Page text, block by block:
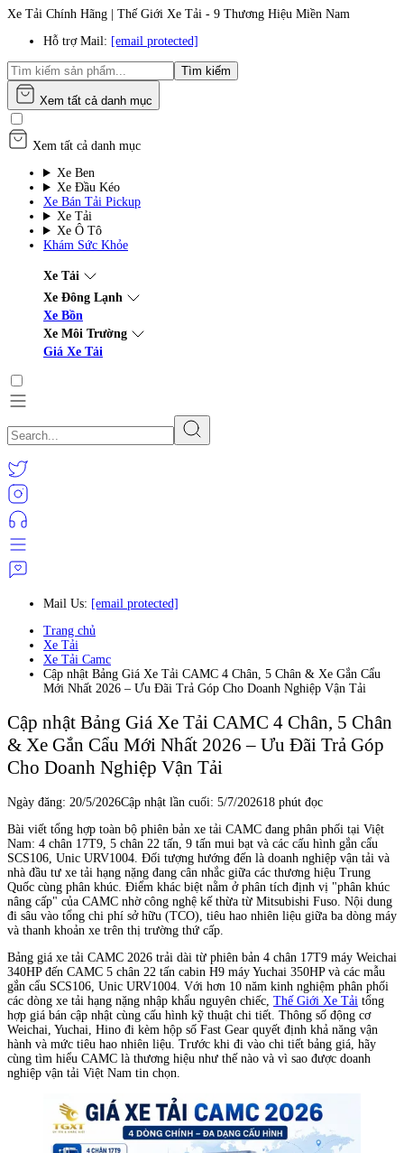
Xe Tải Chính Hãng | Thế Giới Xe Tải - 9 Thương Hiệu Miền Nam
Hỗ trợ Mail: [email protected]
Tìm kiếm
Xem tất cả danh mục
Xem tất cả danh mục
Xe Ben
Xe Đầu Kéo
Xe Bán Tải Pickup
Xe Tải
Xe Ô Tô
Khám Sức Khỏe
Xe Tải
Xe Đông Lạnh
Xe Bồn
Xe Môi Trường
Giá Xe Tải
Mail Us: [email protected]
Trang chủ
Xe Tải
Xe Tải Camc
Cập nhật Bảng Giá Xe Tải CAMC 4 Chân, 5 Chân & Xe Gắn Cẩu
Mới Nhất 2026 – Ưu Đãi Trả Góp Cho Doanh Nghiệp Vận Tải
Cập nhật Bảng Giá Xe Tải CAMC 4 Chân, 5 Chân
& Xe Gắn Cẩu Mới Nhất 2026 – Ưu Đãi Trả Góp
Cho Doanh Nghiệp Vận Tải
Ngày đăng: 20/5/2026Cập nhật lần cuối: 5/7/202618 phút đọc
Bài viết tổng hợp toàn bộ phiên bản xe tải CAMC đang phân phối tại Việt
Nam: 4 chân 17T9, 5 chân 22 tấn, 9 tấn mui bạt và các cấu hình gắn cẩu
SCS106, Unic URV1004. Đối tượng hướng đến là doanh nghiệp vận tải và
nhà đầu tư xe tải hạng nặng đang cân nhắc giữa các thương hiệu Trung
Quốc cùng phân khúc. Điểm khác biệt nằm ở phân tích định vị "phân khúc
nâng cấp" của CAMC nhờ công nghệ kế thừa từ Mitsubishi Fuso. Nội dung
đi sâu vào tổng chi phí sở hữu (TCO), tiêu hao nhiên liệu giữa ba dòng máy
và thanh khoản xe trên thị trường thứ cấp.
Bảng giá xe tải CAMC 2026 trải dài từ phiên bản 4 chân 17T9 máy Weichai
340HP đến CAMC 5 chân 22 tấn cabin H9 máy Yuchai 350HP và các mẫu
gắn cẩu SCS106, Unic URV1004. Với hơn 10 năm kinh nghiệm phân phối
các dòng xe tải hạng nặng nhập khẩu nguyên chiếc, Thế Giới Xe Tải tổng
hợp giá bán cập nhật cùng cấu hình kỹ thuật chi tiết. Thông số động cơ
Weichai, Yuchai, Hino đi kèm hộp số Fast Gear quyết định khả năng vận
hành và mức tiêu hao nhiên liệu. Trước khi đi vào chi tiết bảng giá, hãy
cùng tìm hiểu CAMC là thương hiệu như thế nào và vì sao được doanh
nghiệp vận tải Việt Nam tin chọn.